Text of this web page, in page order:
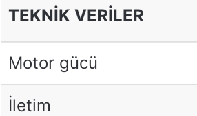
TEKNİK VERİLER
Motor gücü
İletim